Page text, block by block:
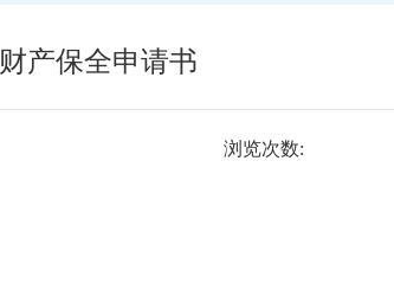
财产保全申请书
浏览次数: